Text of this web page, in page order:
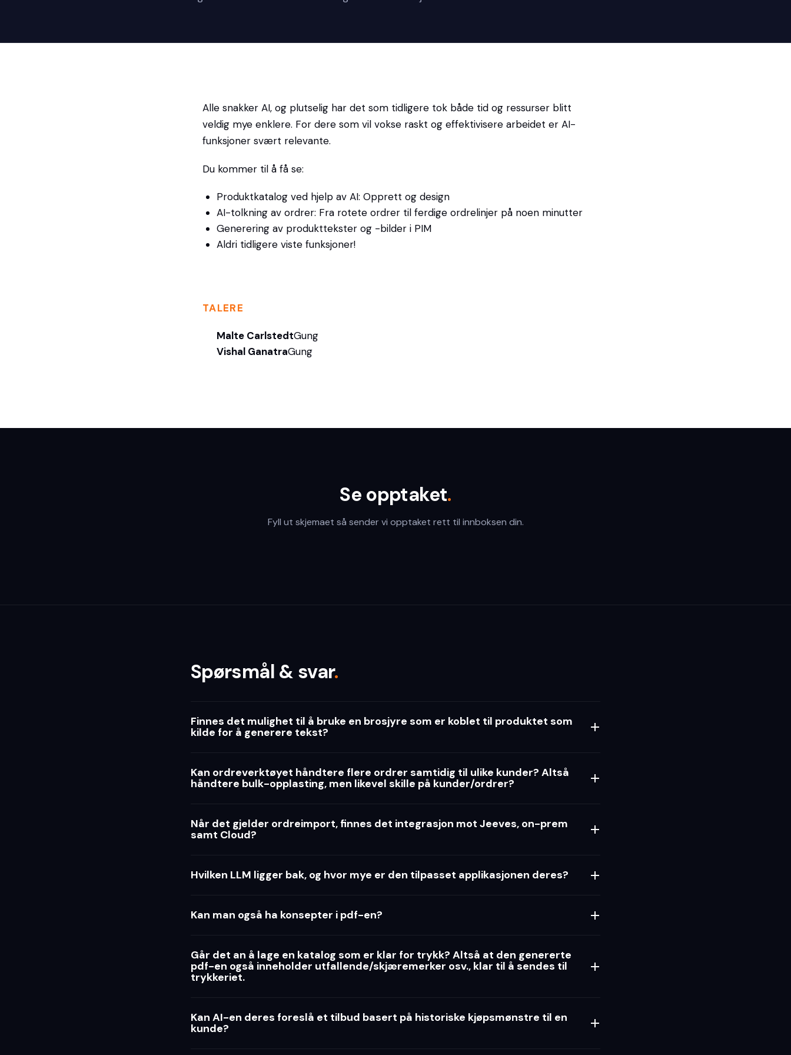
Alle snakker AI, og plutselig har det som tidligere tok både tid og ressurser blitt
veldig mye enklere. For dere som vil vokse raskt og effektivisere arbeidet er AI-
funksjoner svært relevante.
Du kommer til å få se:
Produktkatalog ved hjelp av AI: Opprett og design
AI-tolkning av ordrer: Fra rotete ordrer til ferdige ordrelinjer på noen minutter
Generering av produkttekster og -bilder i PIM
Aldri tidligere viste funksjoner!
TALERE
Malte CarlstedtGung
Vishal GanatraGung
Se opptaket.
Fyll ut skjemaet så sender vi opptaket rett til innboksen din.
Spørsmål & svar.
Finnes det mulighet til å bruke en brosjyre som er koblet til produktet som
kilde for å generere tekst?
Kan ordreverktøyet håndtere flere ordrer samtidig til ulike kunder? Altså
håndtere bulk-opplasting, men likevel skille på kunder/ordrer?
Når det gjelder ordreimport, finnes det integrasjon mot Jeeves, on-prem
samt Cloud?
Hvilken LLM ligger bak, og hvor mye er den tilpasset applikasjonen deres?
Kan man også ha konsepter i pdf-en?
Går det an å lage en katalog som er klar for trykk? Altså at den genererte
pdf-en også inneholder utfallende/skjæremerker osv., klar til å sendes til
trykkeriet.
Kan AI-en deres foreslå et tilbud basert på historiske kjøpsmønstre til en
kunde?